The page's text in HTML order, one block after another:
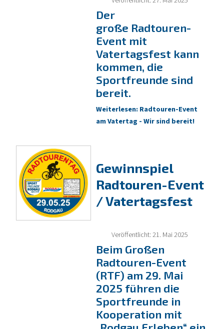
Der
große Radtouren-
Event mit
Vatertagsfest kann
kommen, die
Sportfreunde sind
bereit.
Weiterlesen: Radtouren-Event
am Vatertag - Wir sind bereit!
Gewinnspiel
Radtouren-Event
/ Vatertagsfest
Veröffentlicht: 21. Mai 2025
Beim Großen
Radtouren-Event
(RTF) am 29. Mai
2025 führen die
Sportfreunde in
Kooperation mit